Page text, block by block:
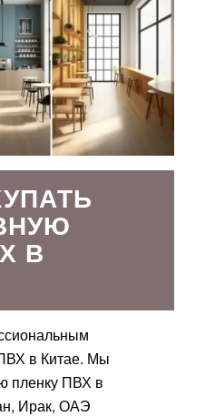
В
в Китае. Мы
пленку ПВХ в
Ирак, ОАЭ